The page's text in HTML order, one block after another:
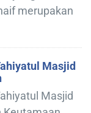
merupakan
Masjid
Masjid